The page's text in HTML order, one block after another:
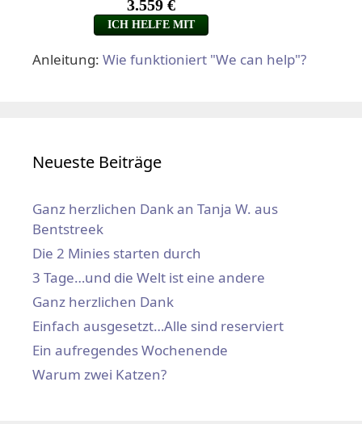
Anleitung: Wie funktioniert "We can help"?
Neueste Beiträge
Ganz herzlichen Dank an Tanja W. aus
Bentstreek
Die 2 Minies starten durch
3 Tage…und die Welt ist eine andere
Ganz herzlichen Dank
Einfach ausgesetzt…Alle sind reserviert
Ein aufregendes Wochenende
Warum zwei Katzen?